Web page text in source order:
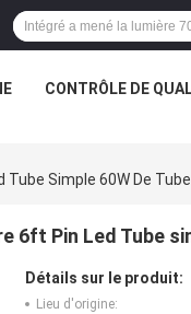
CONTRÔLE DE
Tube Simple 60W De Tube
6ft Pin Led Tube
Détails sur le produit:
Lieu d'origine: